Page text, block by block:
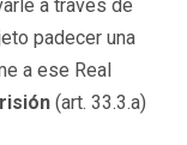
a través de
padecer una
a ese Real
(art. 33.3.a)